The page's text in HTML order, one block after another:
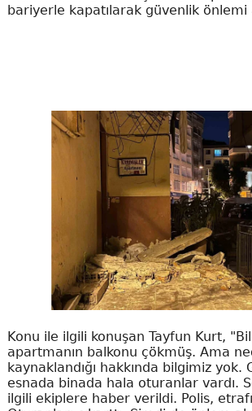
bariyerle kapatılarak güvenlik önlemi
Konu ile ilgili konuşan Tayfun Kurt,
apartmanın balkonu çökmüş. Ama
kaynaklandığı hakkında bilgimiz yok.
esnada binada hala oturanlar vardı.
ilgili ekiplere haber verildi. Polis,